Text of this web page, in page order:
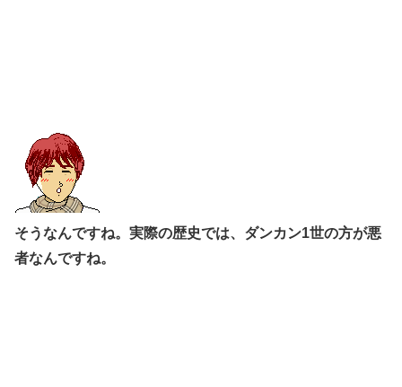
そうなんですね。実際の歴史では、ダンカン1世の方が悪
者なんですね。